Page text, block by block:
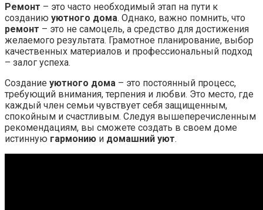
Ремонт – это часто необходимый этап на пути к
созданию уютного дома. Однако, важно помнить, что
ремонт – это не самоцель, а средство для достижения
желаемого результата. Грамотное планирование, выбор
качественных материалов и профессиональный подход
– залог успеха.
Создание уютного дома – это постоянный процесс,
требующий внимания, терпения и любви. Это место, где
каждый член семьи чувствует себя защищенным,
спокойным и счастливым. Следуя вышеперечисленным
рекомендациям, вы сможете создать в своем доме
истинную гармонию и домашний уют.